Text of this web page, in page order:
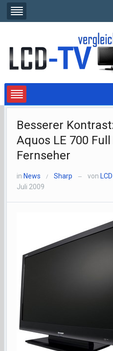
Besserer
Aquos LE 700 Full
Fernseher
in News / Sharp — von
Juli 2009